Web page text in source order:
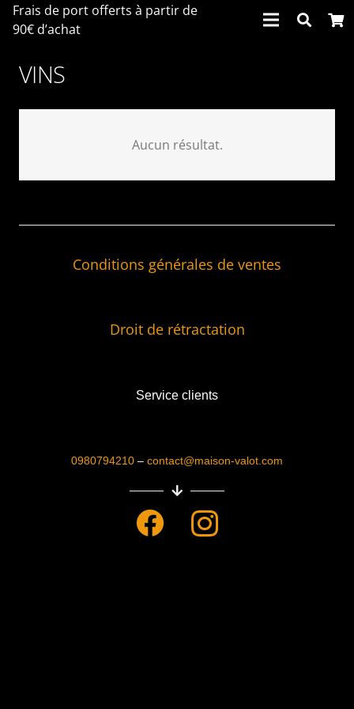
Frais de port offerts à partir de
90€ d’achat
VINS
Aucun résultat.
Conditions générales de ventes
Droit de rétractation
Service clients
0980794210 – contact@maison-valot.com